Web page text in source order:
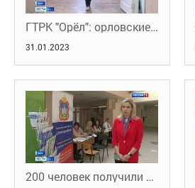
ГТРК "Орёл": орловские центры занятости начали переобучать безработных на новые профессии
31.01.2023
200 человек получили приглашения на работы на городской ярмарке вакансий.